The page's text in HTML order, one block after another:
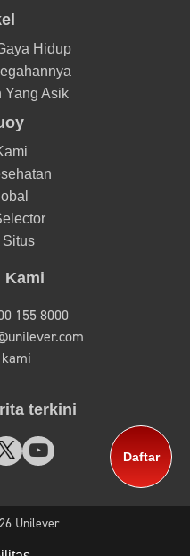
Daftar
Hidup
Yang Asik
Situs
Kami
155 8000
terkini
Unilever